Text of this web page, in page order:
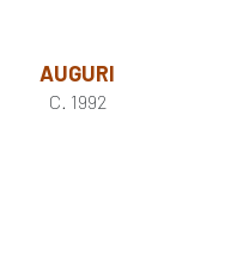
AUGURI
C. 1992